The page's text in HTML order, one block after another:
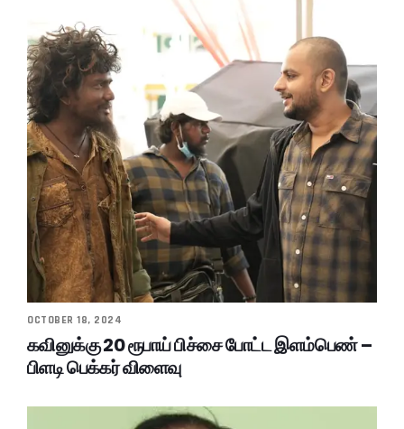
OCTOBER 18, 2024
கவினுக்கு 20 ரூபாய் பிச்சை போட்ட இளம்பெண் –
பிளடி பெக்கர் விளைவு